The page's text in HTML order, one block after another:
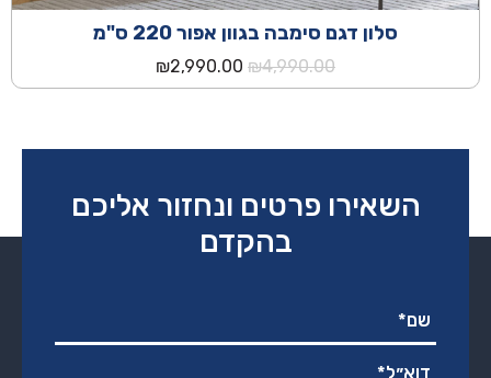
סלון דגם סימבה בגוון אפור 220 ס"מ
₪4,990.00
המחיר
המקורי
₪2,990.00
הנוכחי
השאירו פרטים ונחזור אליכם
בהקדם